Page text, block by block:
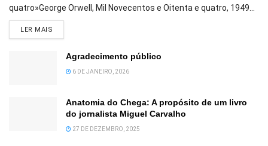
quatro»George Orwell, Mil Novecentos e Oitenta e quatro, 1949...
LER MAIS
Agradecimento público
6 DE JANEIRO, 2026
Anatomia do Chega: A propósito de um livro
do jornalista Miguel Carvalho
27 DE DEZEMBRO, 2025